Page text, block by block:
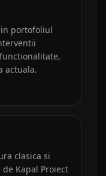
portofoliul
actuala.
clasica si
Kapal Proiect